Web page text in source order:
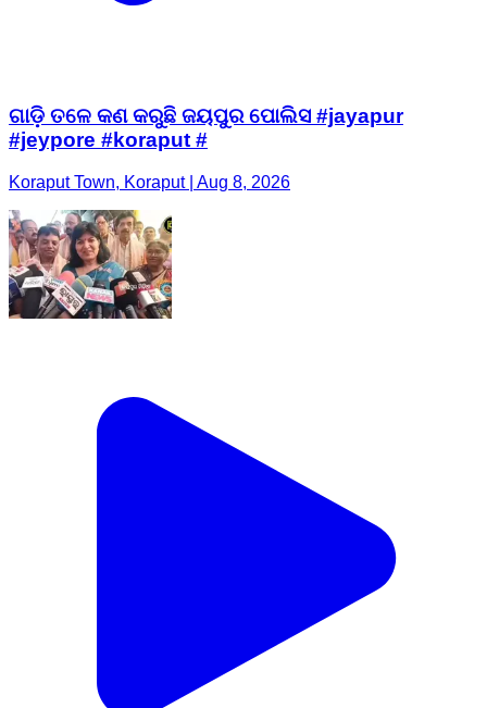
ଗାଡ଼ି ତଳେ କଣ କରୁଛି ଜୟପୁର ପୋଲିସ #jayapur
#jeypore #koraput #
Koraput Town, Koraput | Aug 8, 2026